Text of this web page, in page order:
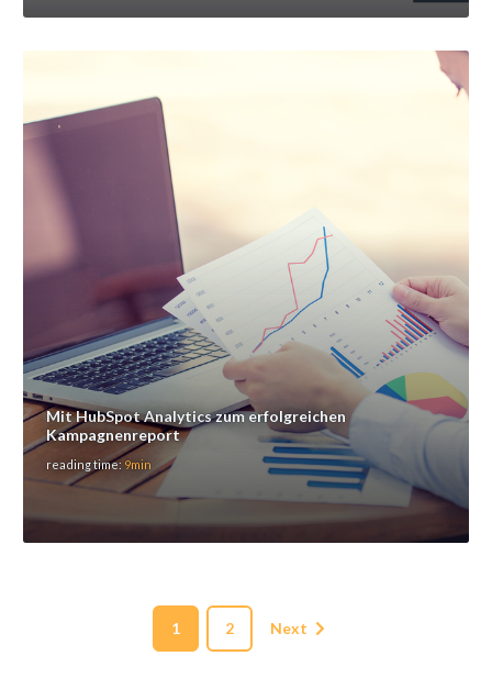
Mit HubSpot Analytics zum erfolgreichen
Kampagnenreport
reading time: 9min
1 2 Next